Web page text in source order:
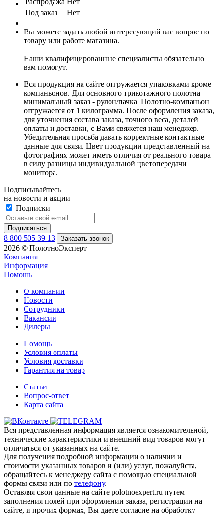
Под заказ
Нет
Вы можете задать любой интересующий вас вопрос по
товару или работе магазина.
Наши квалифицированные специалисты обязательно
вам помогут.
Вся продукция на сайте отгружается упаковками кроме
компаньонов. Для основного трикотажного полотна
минимальный заказ - рулон/пачка. Полотно-компаньон
отгружается от 1 килограмма. После оформления заказа,
для уточнения состава заказа, точного веса, деталей
оплаты и доставки, с Вами свяжется наш менеджер.
Убедительная просьба давать корректные контактные
данные для связи. Цвет продукции представленный на
фотографиях может иметь отличия от реального товара
в силу разницы индивидуальной цветопередачи
монитора.
Подписывайтесь
на новости и акции
Подписки
8 800 505 39 13 Заказать звонок
2026 © ПолотноЭксперт
Компания
Информация
Помощь
О компании
Новости
Сотрудники
Вакансии
Дилеры
Помощь
Условия оплаты
Условия доставки
Гарантия на товар
Статьи
Вопрос-ответ
Карта сайта
Вся представленная информация является ознакомительной,
технические характеристики и внешний вид товаров могут
отличаться от указанных на сайте.
Для получения подробной информации о наличии и
стоимости указанных товаров и (или) услуг, пожалуйста,
обращайтесь к менеджеру сайта с помощью специальной
формы связи или по телефону.
Оставляя свои данные на сайте polotnoexpert.ru путем
заполнения полей при оформлении заказа, регистрации на
сайте, и прочих формах, Вы даете согласие на обработку